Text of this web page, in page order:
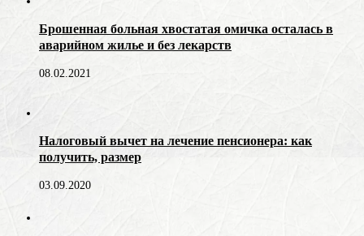
Брошенная больная хвостатая омичка осталась в
аварийном жилье и без лекарств
08.02.2021
Налоговый вычет на лечение пенсионера: как
получить, размер
03.09.2020